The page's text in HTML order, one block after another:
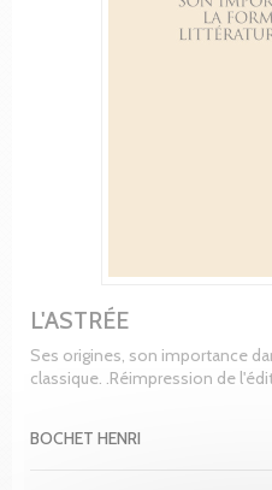
L'ASTRÉE
Ses origines, son importance
classique. .Réimpression de
BOCHET HENRI